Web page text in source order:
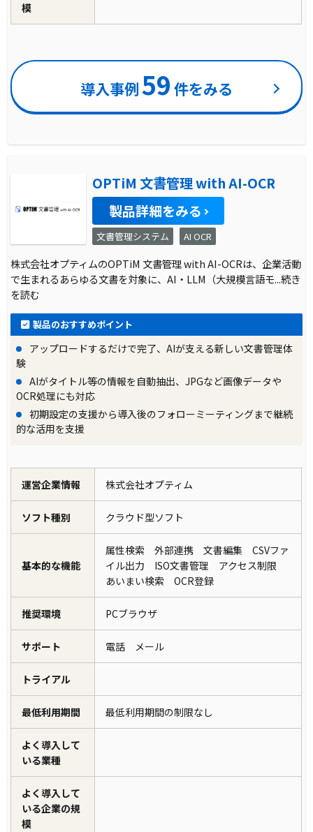
模
導入事例59 件をみる
OPTiM 文書管理 with AI-OCR
製品詳細をみる
文書管理システム AI OCR
株式会社オプティムのOPTiM 文書管理 with AI-OCRは、企業活動
で生まれるあらゆる文書を対象に、AI・LLM（大規模言語モ...続き
を読む
製品のおすすめポイント
アップロードするだけで完了、AIが支える新しい文書管理体
験
AIがタイトル等の情報を自動抽出、JPGなど画像データや
OCR処理にも対応
初期設定の支援から導入後のフォローミーティングまで継続
的な活用を支援
運営企業情報 株式会社オプティム
ソフト種別 クラウド型ソフト
基本的な機能
属性検索 外部連携 文書編集 CSVファ
イル出力 ISO文書管理 アクセス制限
あいまい検索 OCR登録
推奨環境 PCブラウザ
サポート 電話 メール
トライアル
最低利用期間 最低利用期間の制限なし
よく導入して
いる業種
よく導入して
いる企業の規
模